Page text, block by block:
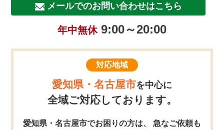
メールでのお問い合わせはこちら
年中無休9:00～20:00
対応地域
愛知県・名古屋市を中心に
全域ご対応しております。
愛知県・名古屋市でお困りの方は、 急なご依頼も